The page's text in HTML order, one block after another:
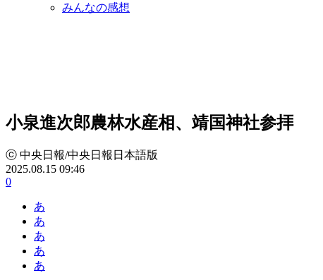
みんなの感想
小泉進次郎農林水産相、靖国神社参拝
ⓒ 中央日報/中央日報日本語版
2025.08.15 09:46
0
あ
あ
あ
あ
あ